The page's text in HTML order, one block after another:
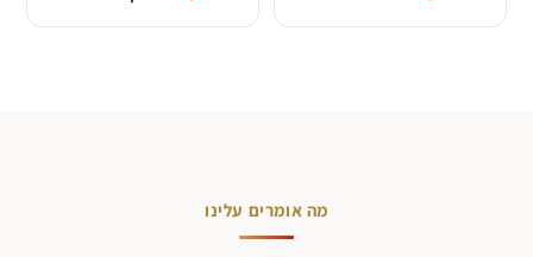
מה אומרים עלינו